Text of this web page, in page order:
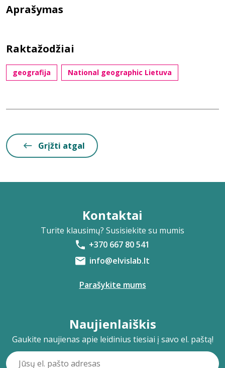
Aprašymas
Raktažodžiai
geografija National geographic Lietuva
Grįžti atgal
Kontaktai
Turite klausimų? Susisiekite su mumis
+370 667 80 541
info@elvislab.lt
Parašykite mums
Naujienlaiškis
Gaukite naujienas apie leidinius tiesiai į savo el. paštą!